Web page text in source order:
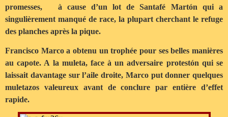
promesses, à cause d’un lot de Santafé Martón qui a
singulièrement manqué de race, la plupart cherchant le refuge
des planches après la pique.
Francisco Marco a obtenu un trophée pour ses belles manières
au capote. A la muleta, face à un adversaire protestón qui se
laissait davantage sur l’aile droite, Marco put donner quelques
muletazos valeureux avant de conclure par entière d’effet
rapide.